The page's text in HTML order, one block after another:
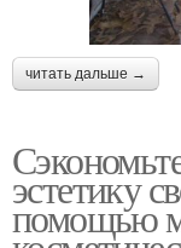
читать дальше →
эстетику
помощью